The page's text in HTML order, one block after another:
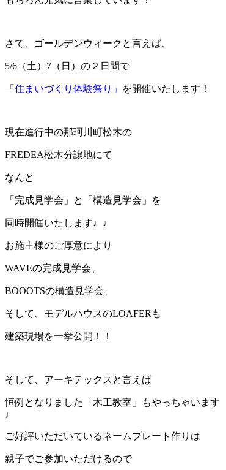
さて、ゴールデンウィークと言えば、
5/6（土）7（日）の２日間で
「住まいづくり体験祭り」 を開催いたします！
現在進行中の那珂川町松木の
FREDEA松木分譲地にて
なんと
「完成見学会」と「構造見学会」を
同時開催いたします♩♩
お施主様のご厚意により
WAVEの完成見学会、
BOOOTSの構造見学会、
そして、モデルハウスのLOAFERも
建築現場を一挙公開！！
そして、アーキテックスと言えば
恒例となりました「木工教室」もやっちゃいます
♩
ご好評いただいているネームプレート作りは
親子でご参加いただけるので